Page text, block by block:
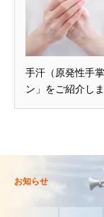
手汗（原発性手
ン」をご紹介し
お知らせ